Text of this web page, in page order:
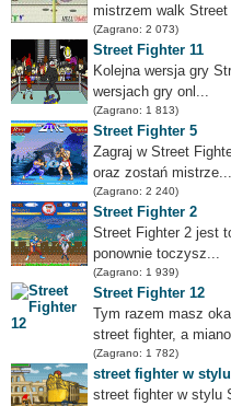
mistrzem walk Street
(Zagrano: 2 073)
Street Fighter 11
Kolejna wersja gry
wersjach gry onl...
(Zagrano: 1 813)
Street Fighter 5
Zagraj w Street
oraz zostań mistrze...
(Zagrano: 2 240)
Street Fighter 2
Street Fighter 2 jest
ponownie toczysz...
(Zagrano: 1 939)
Street Fighter 12
Tym razem masz
street fighter, a
(Zagrano: 1 782)
street fighter w
street fighter w stylu